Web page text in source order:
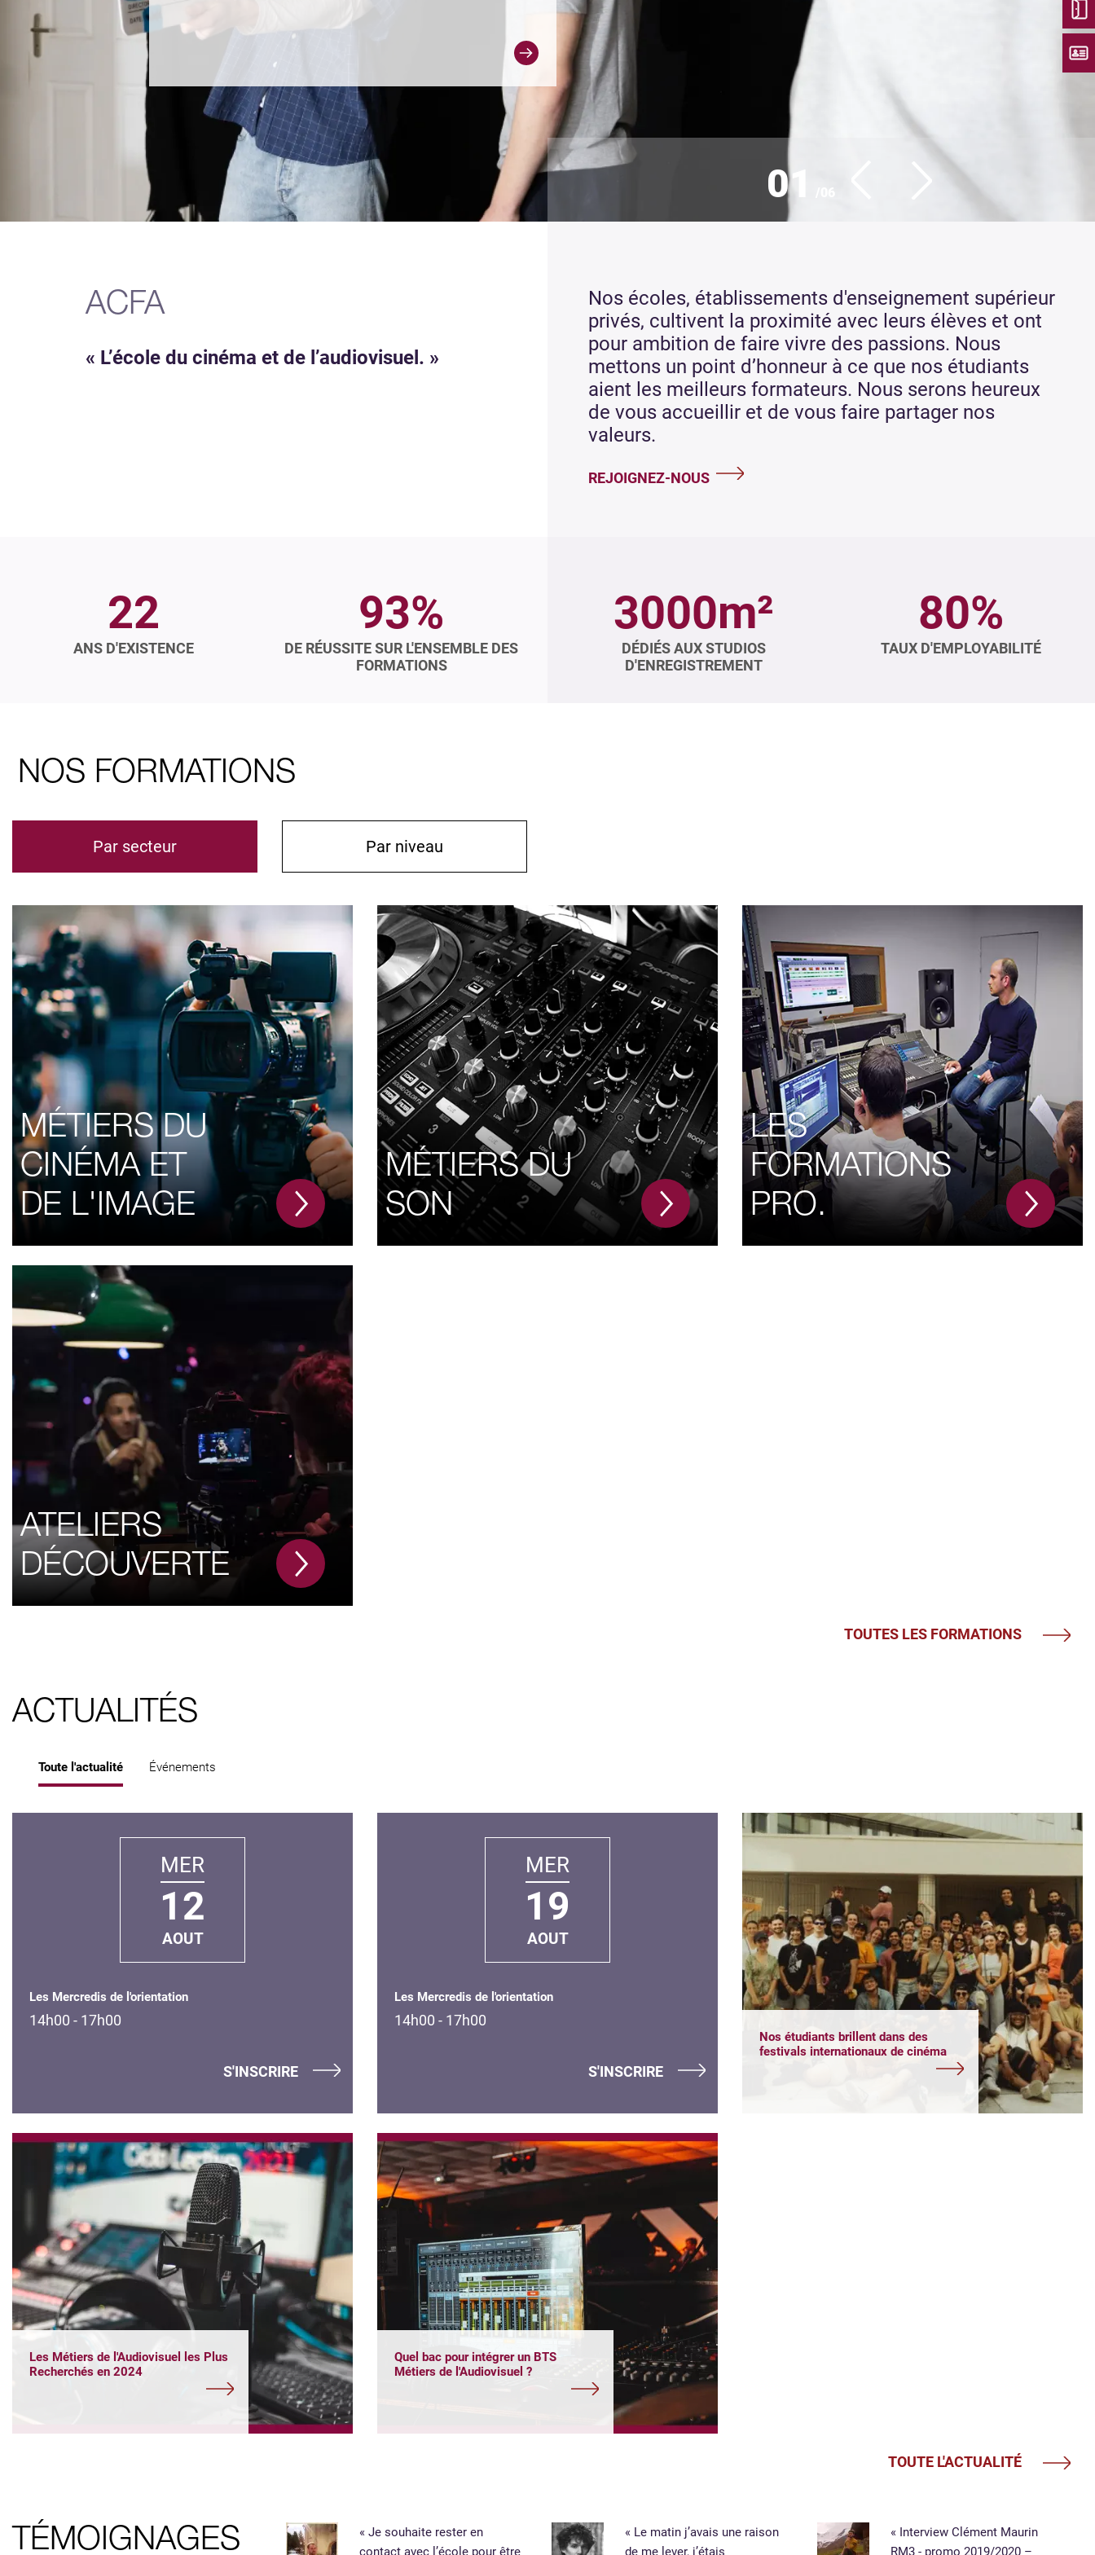
02 /06
ACFA
« L’école du cinéma et de l’audiovisuel. »
Nos écoles, établissements d'enseignement supérieur
privés, cultivent la proximité avec leurs élèves et ont
pour ambition de faire vivre des passions. Nous
mettons un point d’honneur à ce que nos étudiants
aient les meilleurs formateurs. Nous serons heureux
de vous accueillir et de vous faire partager nos
valeurs.
REJOIGNEZ-NOUS
22
ANS D'EXISTENCE
93%
DE RÉUSSITE SUR L'ENSEMBLE DES
FORMATIONS
3000m²
DÉDIÉS AUX STUDIOS
D'ENREGISTREMENT
80%
TAUX D'EMPLOYABILITÉ
NOS FORMATIONS
Par secteur Par niveau
MÉTIERS DU
CINÉMA ET
DE L'IMAGE
MÉTIERS DU
SON
LES
FORMATIONS
PRO.
ATELIERS
DÉCOUVERTE
TOUTES LES FORMATIONS
ACTUALITÉS
Toute l'actualité Événements
MER
12
AOUT
Les Mercredis de l'orientation
14h00 - 17h00
S'INSCRIRE
MER
19
AOUT
Les Mercredis de l'orientation
14h00 - 17h00
S'INSCRIRE
Nos étudiants brillent dans des
festivals internationaux de cinéma
Les Métiers de l'Audiovisuel les Plus
Recherchés en 2024
Quel bac pour intégrer un BTS
Métiers de l'Audiovisuel ?
TOUTE L'ACTUALITÉ
TÉMOIGNAGES
« Je souhaite rester en
contact avec l’école pour être
« Le matin j’avais une raison
de me lever, j’étais
« Interview Clément Maurin
RM3 - promo 2019/2020 –